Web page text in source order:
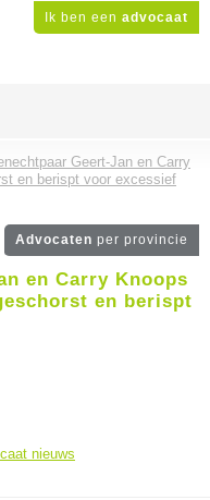
Ik ben een advocaat
Geert-Jan en Carry
en berispt voor excessief
Advocaten per provincie
en Carry Knoops
en berispt
nieuws